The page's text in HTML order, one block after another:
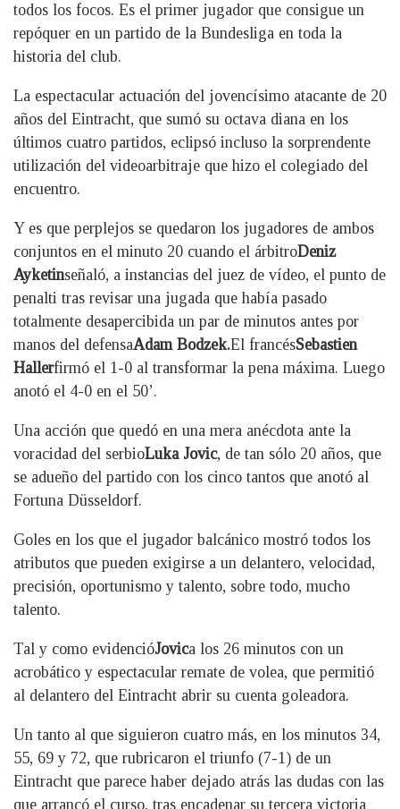
todos los focos. Es el primer jugador que consigue un
repóquer en un partido de la Bundesliga en toda la
historia del club.
La espectacular actuación del jovencísimo atacante de 20
años del Eintracht, que sumó su octava diana en los
últimos cuatro partidos, eclipsó incluso la sorprendente
utilización del videoarbitraje que hizo el colegiado del
encuentro.
Y es que perplejos se quedaron los jugadores de ambos
conjuntos en el minuto 20 cuando el árbitroDeniz
Ayketinseñaló, a instancias del juez de vídeo, el punto de
penalti tras revisar una jugada que había pasado
totalmente desapercibida un par de minutos antes por
manos del defensaAdam Bodzek.El francésSebastien
Hallerfirmó el 1-0 al transformar la pena máxima. Luego
anotó el 4-0 en el 50’.
Una acción que quedó en una mera anécdota ante la
voracidad del serbioLuka Jovic, de tan sólo 20 años, que
se adueño del partido con los cinco tantos que anotó al
Fortuna Düsseldorf.
Goles en los que el jugador balcánico mostró todos los
atributos que pueden exigirse a un delantero, velocidad,
precisión, oportunismo y talento, sobre todo, mucho
talento.
Tal y como evidencióJovica los 26 minutos con un
acrobático y espectacular remate de volea, que permitió
al delantero del Eintracht abrir su cuenta goleadora.
Un tanto al que siguieron cuatro más, en los minutos 34,
55, 69 y 72, que rubricaron el triunfo (7-1) de un
Eintracht que parece haber dejado atrás las dudas con las
que arrancó el curso, tras encadenar su tercera victoria